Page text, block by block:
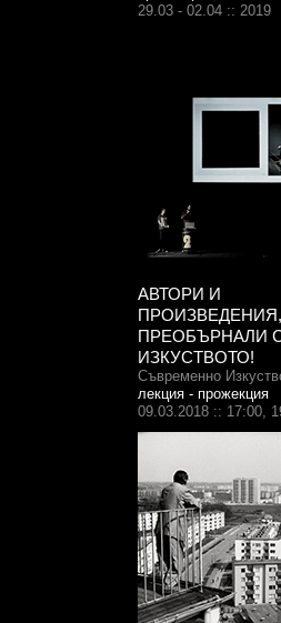
29.03 - 02.04 :: 2019
АВТОРИ И
ПРОИЗВЕДЕНИЯ,
ПРЕОБЪРНАЛИ
ИЗКУСТВОТО!
Съвременно
лекция - прожекция
09.03.2018 :: 17:00,